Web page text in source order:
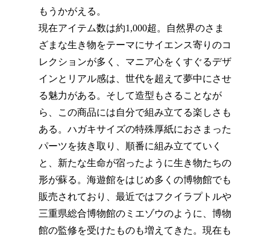
もうかがえる。
現在アイテム数は約1,000超。自然界のさま
ざまな生き物をテーマにサイエンス寄りのコ
レクションが多く、マニア心をくすぐるデザ
インとリアル感は、世代を超えて夢中にさせ
る魅力がある。そして造型もさることなが
ら、この商品には自分で組み立てる楽しさも
ある。ハガキサイズの特殊厚紙におさまった
パーツを抜き取り、順番に組み立てていく
と、新たな生命が宿ったように生き物たちの
形が蘇る。海遊館をはじめ多くの博物館でも
販売されており、最近ではフクイラプトルや
三重県総合博物館のミエゾウのように、博物
館の監修を受けたものも増えてきた。現在も